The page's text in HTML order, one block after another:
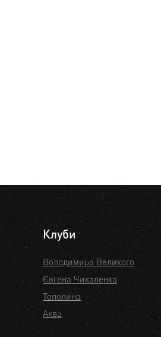
Клуби
Володимира Великого
Євгена Чикаленка
Тополина
Аква